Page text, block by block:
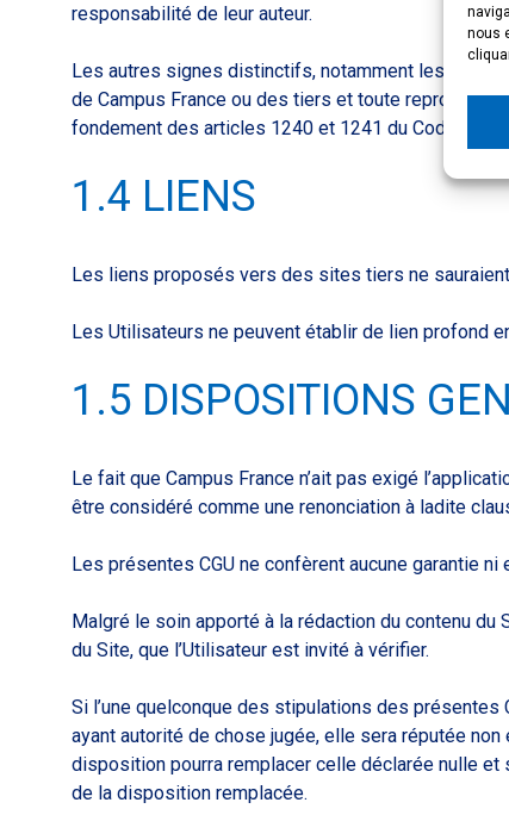
nous
responsabilité de leur auteur.
Les autres signes distinctifs, notamment les
de Campus France ou des tiers et toute
fondement des articles 1240 et 1241 du Code civil.
1.4 LIENS
Les liens proposés vers des sites tiers ne
Les Utilisateurs ne peuvent établir de lien profond
1.5 DISPOSITIONS
Le fait que Campus France n’ait pas exigé
être considéré comme une renonciation à ladite
Les présentes CGU ne confèrent aucune garantie
Malgré le soin apporté à la rédaction du contenu du
du Site, que l’Utilisateur est invité à vérifier.
Si l’une quelconque des stipulations des présentes
ayant autorité de chose jugée, elle sera réputée
disposition pourra remplacer celle déclarée nulle et
de la disposition remplacée.